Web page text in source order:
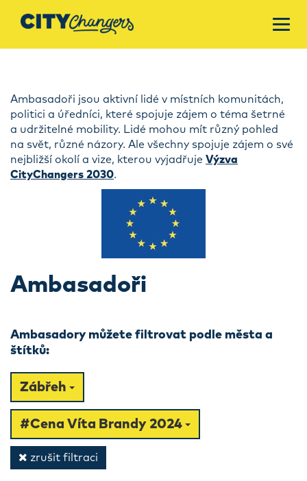
Ambasadoři jsou aktivní lidé v místních komunitách,
politici a úředníci, které spojuje zájem o téma šetrné
a udržitelné mobility. Lidé mohou mít různý pohled
na svět, různé názory. Ale všechny spojuje zájem o své
nejbližší okolí a vize, kterou vyjadřuje Výzva
CityChangers 2030.
Ambasadoři
Ambasadory můžete filtrovat podle města a
štítků:
Zábřeh
#Cena Víta Brandy 2024
zrušit filtraci